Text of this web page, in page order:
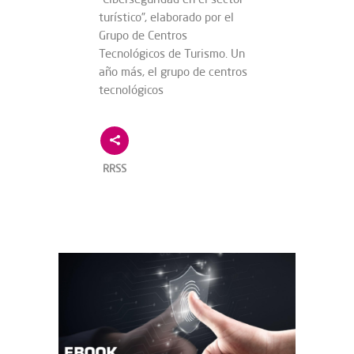
turístico”, elaborado por el
Grupo de Centros
Tecnológicos de Turismo. Un
año más, el grupo de centros
tecnológicos
RRSS